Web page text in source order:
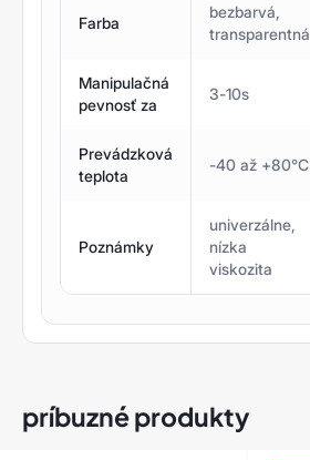
Farba
bezbarvá,
transparentná
Manipulačná
pevnosť za
3-10s
Prevádzková
teplota
-40 až +80°C
Poznámky
univerzálne,
nízka
viskozita
príbuzné produkty